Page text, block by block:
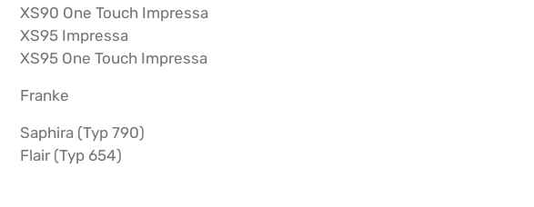
XS90 One Touch Impressa
XS95 Impressa
XS95 One Touch Impressa
Franke
Saphira (Typ 790)
Flair (Typ 654)